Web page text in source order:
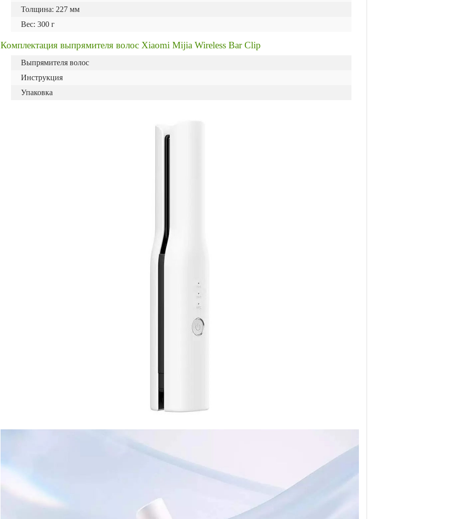
Толщина: 227 мм
Вес: 300 г
Комплектация выпрямителя волоc Xiaomi Mijia Wireless Bar Clip
Выпрямителя волоc
Инструкция
Упаковка